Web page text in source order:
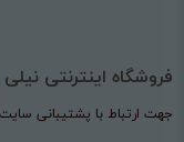
فروشگاه اینترنتی
جهت ارتباط با پشتیبانی